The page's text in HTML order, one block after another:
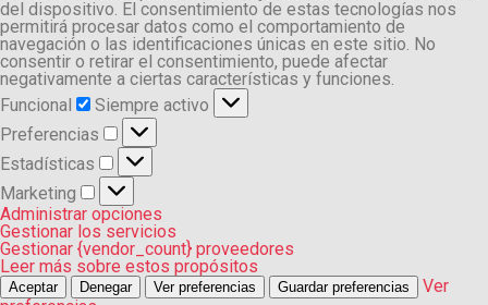
del dispositivo. El consentimiento de estas tecnologías nos
permitirá procesar datos como el comportamiento de
navegación o las identificaciones únicas en este sitio. No
consentir o retirar el consentimiento, puede afectar
negativamente a ciertas características y funciones.
Funcional
Funcional
Siempre activo
Preferencias
Preferencias
Estadísticas
Estadísticas
Marketing
Marketing
Administrar opciones
Gestionar los servicios
Gestionar {vendor_count} proveedores
Leer más sobre estos propósitos
Aceptar Denegar Ver preferencias Guardar preferencias
Ver